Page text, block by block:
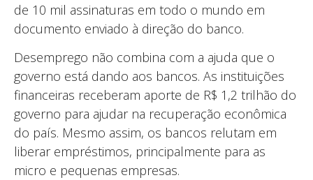
de 10 mil assinaturas em todo o mundo em
documento enviado à direção do banco.
Desemprego não combina com a ajuda que o
governo está dando aos bancos. As instituições
financeiras receberam aporte de R$ 1,2 trilhão do
governo para ajudar na recuperação econômica
do país. Mesmo assim, os bancos relutam em
liberar empréstimos, principalmente para as
micro e pequenas empresas.